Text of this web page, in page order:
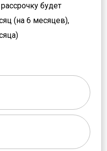
будет
(на 6 месяцев),